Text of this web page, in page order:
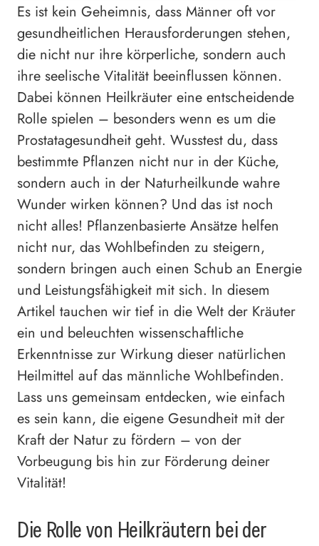
Es ist kein Geheimnis, dass Männer oft vor
gesundheitlichen Herausforderungen stehen,
die nicht nur ihre körperliche, sondern auch
ihre seelische Vitalität beeinflussen können.
Dabei können Heilkräuter eine entscheidende
Rolle spielen – besonders wenn es um die
Prostatagesundheit geht. Wusstest du, dass
bestimmte Pflanzen nicht nur in der Küche,
sondern auch in der Naturheilkunde wahre
Wunder wirken können? Und das ist noch
nicht alles! Pflanzenbasierte Ansätze helfen
nicht nur, das Wohlbefinden zu steigern,
sondern bringen auch einen Schub an Energie
und Leistungsfähigkeit mit sich. In diesem
Artikel tauchen wir tief in die Welt der Kräuter
ein und beleuchten wissenschaftliche
Erkenntnisse zur Wirkung dieser natürlichen
Heilmittel auf das männliche Wohlbefinden.
Lass uns gemeinsam entdecken, wie einfach
es sein kann, die eigene Gesundheit mit der
Kraft der Natur zu fördern – von der
Vorbeugung bis hin zur Förderung deiner
Vitalität!
Die Rolle von Heilkräutern bei der